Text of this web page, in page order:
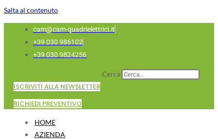
Salta al contenuto
cam@cam-quadrielettrici.it
+39 030 986102
+39 030 9824256
Cerca
ISCRIVITI ALLA NEWSLETTER
RICHIEDI PREVENTIVO
HOME
AZIENDA